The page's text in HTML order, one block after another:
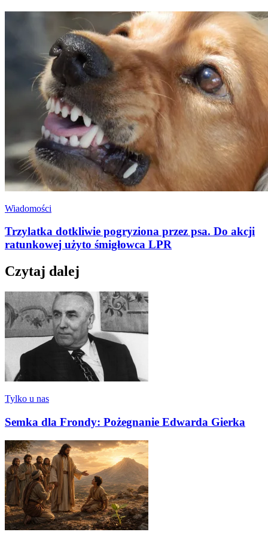
Wiadomości
Trzylatka dotkliwie pogryziona przez psa. Do akcji
ratunkowej użyto śmigłowca LPR
Czytaj dalej
Tylko u nas
Semka dla Frondy: Pożegnanie Edwarda Gierka